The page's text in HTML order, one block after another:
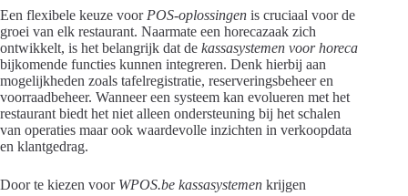
Een flexibele keuze voor POS-oplossingen is cruciaal voor de
groei van elk restaurant. Naarmate een horecazaak zich
ontwikkelt, is het belangrijk dat de kassasystemen voor horeca
bijkomende functies kunnen integreren. Denk hierbij aan
mogelijkheden zoals tafelregistratie, reserveringsbeheer en
voorraadbeheer. Wanneer een systeem kan evolueren met het
restaurant biedt het niet alleen ondersteuning bij het schalen
van operaties maar ook waardevolle inzichten in verkoopdata
en klantgedrag.
Door te kiezen voor WPOS.be kassasystemen krijgen